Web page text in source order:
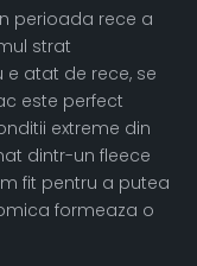
perioada rece a
strat
atat de rece, se
este perfect
extreme din
dintr-un fleece
fit pentru a putea
formeaza o